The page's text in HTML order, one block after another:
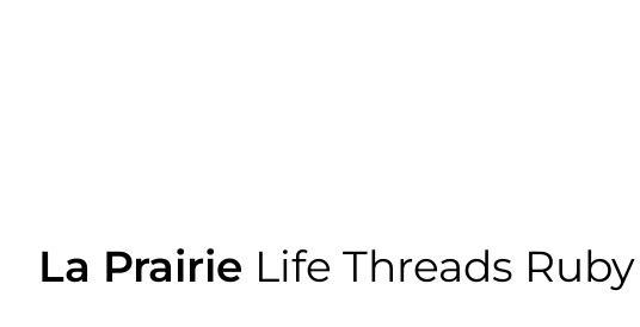
La Prairie Life Threads